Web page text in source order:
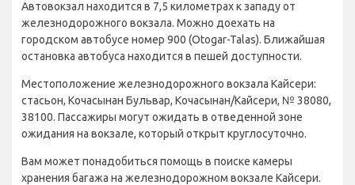
Автовокзал находится в 7,5 километрах к западу от
железнодорожного вокзала. Можно доехать на
городском автобусе номер 900 (Otogar-Talas). Ближайшая
остановка автобуса находится в пешей доступности.
Местоположение железнодорожного вокзала Кайсери:
стасьон, Кочасынан Бульвар, Кочасынан/Кайсери, № 38080,
38100. Пассажиры могут ожидать в отведенной зоне
ожидания на вокзале, который открыт круглосуточно.
Вам может понадобиться помощь в поиске камеры
хранения багажа на железнодорожном вокзале Кайсери.